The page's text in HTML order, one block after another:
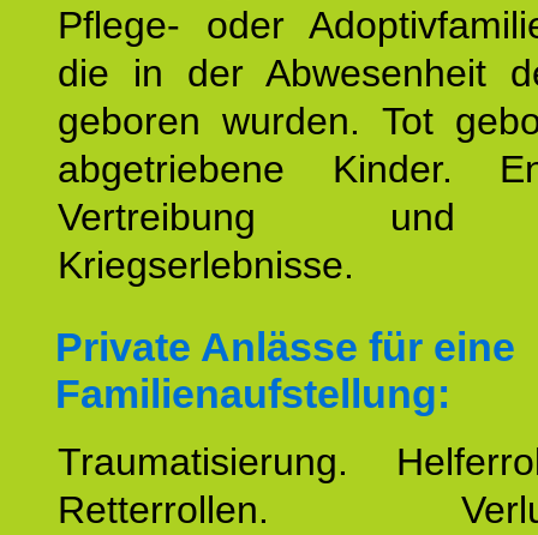
Pflege- oder
die in der Abwesenheit
geboren wurden. Tot
abgetriebene Kinder.
Vertreibung und
Kriegserlebnisse.
Private Anlässe für eine
Familienaufstellung:
Traumatisierung.
Retterrollen.